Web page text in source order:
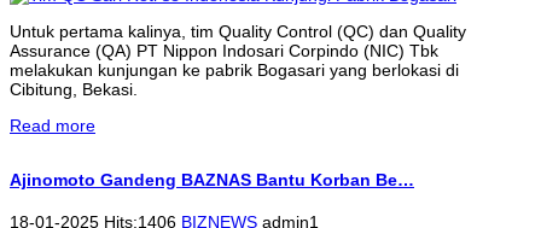
Untuk pertama kalinya, tim Quality Control (QC) dan Quality
Assurance (QA) PT Nippon Indosari Corpindo (NIC) Tbk
melakukan kunjungan ke pabrik Bogasari yang berlokasi di
Cibitung, Bekasi.
Read more
Ajinomoto Gandeng BAZNAS Bantu Korban Be…
18-01-2025 Hits:1406 BIZNEWS admin1